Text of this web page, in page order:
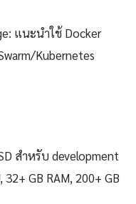
แนะนำใช้ Docker
Kubernetes
สำหรับ development
GB RAM, 200+ GB